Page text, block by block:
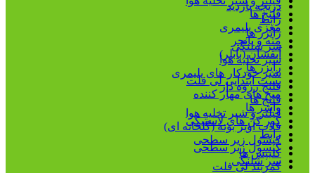
دریچه بازدید
رابط
رایزر ها
سر شلنگی
شیر تخلیه هوا
شیر خودکار های پلیمری
فلنج رزوه دار
فلنج ها
فیلتر و شیر تخلیه هوا
قلاب آویز بوته (گلخانه ای)
کپسول زیر سطحی
کلیپس ها
کمربند لی فلت
فلنج ها
مغزی پلیمری
مته و پانچر
آبفشان (بابلر)
رایزر ها
بست ابتدایی لی فلت
میخ های مهار کننده
واشر ها
کور کن های لاستیکی
رابط
کپسول زیر سطحی
سر شلنگی